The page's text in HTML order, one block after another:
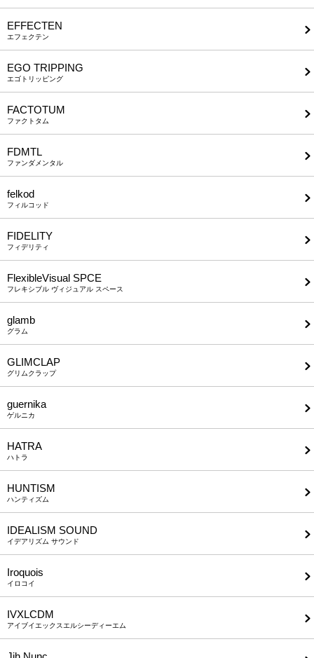
EFFECTEN
エフェクテン
EGO TRIPPING
エゴトリッピング
FACTOTUM
ファクトタム
FDMTL
ファンダメンタル
felkod
フィルコッド
FIDELITY
フィデリティ
FlexibleVisual SPCE
フレキシブル ヴィジュアル スペース
glamb
グラム
GLIMCLAP
グリムクラップ
guernika
ゲルニカ
HATRA
ハトラ
HUNTISM
ハンティズム
IDEALISM SOUND
イデアリズム サウンド
Iroquois
イロコイ
IVXLCDM
アイブイエックスエルシーディーエム